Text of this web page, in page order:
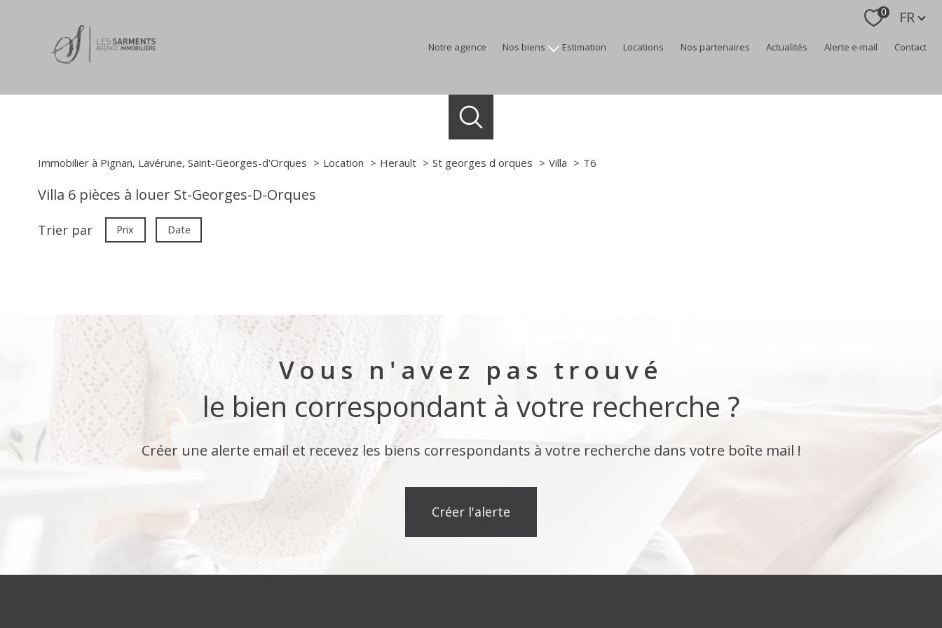
0 Langue
FR
notre agence nos biens
maisons
biens vendus
estimation locations nos partenaires actualités alerte e-mail contact
Immobilier à Pignan, Lavérune, Saint-Georges-d'Orques Location Herault St georges d orques Villa T6
Villa 6 pièces à louer St-Georges-D-Orques
Trier par Prix Date
Vous n'avez pas trouvé
le bien correspondant à votre recherche ?
Créer une alerte email et recevez les biens correspondants à votre recherche dans votre boîte mail !
créer l'alerte